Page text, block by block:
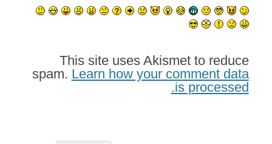
This site uses Akismet to reduce
spam. Learn how your comment data
is processed.